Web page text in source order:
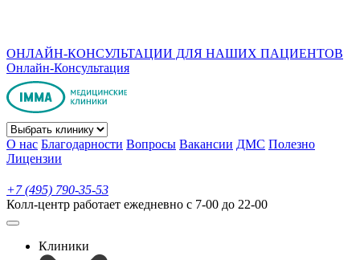
ОНЛАЙН-КОНСУЛЬТАЦИИ ДЛЯ НАШИХ ПАЦИЕНТОВ
Онлайн-Консультация
О нас Благодарности Вопросы Вакансии ДМС Полезно
Лицензии
+7 (495) 790-35-53
Колл-центр работает ежедневно с 7-00 до 22-00
Клиники